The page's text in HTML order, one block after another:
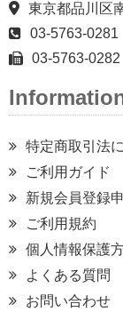
東京都品川区
03-5763-0281
03-5763-0282
特定商取引法
ご利用ガイド
新規会員登録
ご利用規約
個人情報保護
よくある質問
お問い合わせ